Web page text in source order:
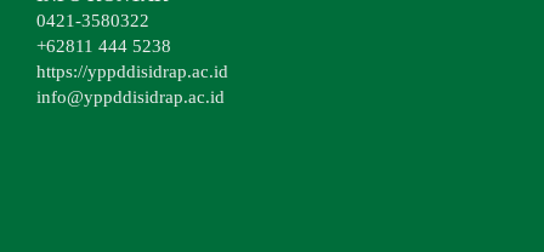
0421-3580322
+62811 444 5238
https://yppddisidrap.ac.id
info@yppddisidrap.ac.id